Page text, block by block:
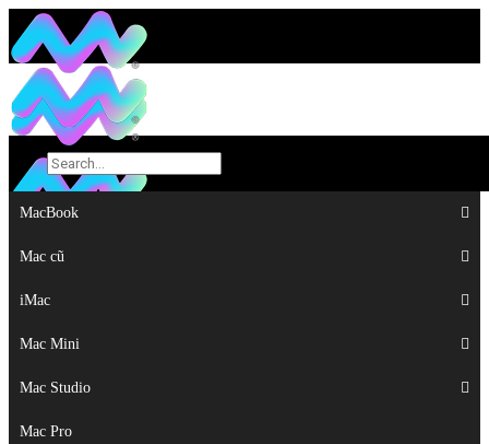
MacBook
Mac cũ
iMac
Mac Mini
Mac Studio
MacBook
Mac cũ
iMac
Mac Mini
Mac Studio
Mac Pro